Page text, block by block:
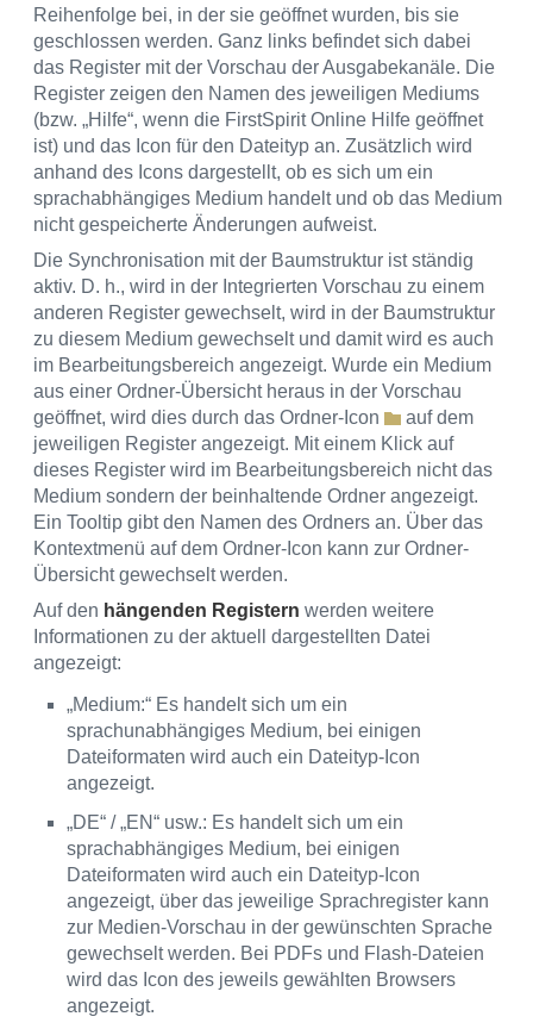
Reihenfolge bei, in der sie geöffnet wurden, bis sie
geschlossen werden. Ganz links befindet sich dabei
das Register mit der Vorschau der Ausgabekanäle. Die
Register zeigen den Namen des jeweiligen Mediums
(bzw. „Hilfe“, wenn die FirstSpirit Online Hilfe geöffnet
ist) und das Icon für den Dateityp an. Zusätzlich wird
anhand des Icons dargestellt, ob es sich um ein
sprachabhängiges Medium handelt und ob das Medium
nicht gespeicherte Änderungen aufweist.
Die Synchronisation mit der Baumstruktur ist ständig
aktiv. D. h., wird in der Integrierten Vorschau zu einem
anderen Register gewechselt, wird in der Baumstruktur
zu diesem Medium gewechselt und damit wird es auch
im Bearbeitungsbereich angezeigt. Wurde ein Medium
aus einer Ordner-Übersicht heraus in der Vorschau
geöffnet, wird dies durch das Ordner-Icon
auf dem
jeweiligen Register angezeigt. Mit einem Klick auf
dieses Register wird im Bearbeitungsbereich nicht das
Medium sondern der beinhaltende Ordner angezeigt.
Ein Tooltip gibt den Namen des Ordners an. Über das
Kontextmenü auf dem Ordner-Icon kann zur Ordner-
Übersicht gewechselt werden.
Auf den hängenden Registern werden weitere
Informationen zu der aktuell dargestellten Datei
angezeigt:
„Medium:“ Es handelt sich um ein
sprachunabhängiges Medium, bei einigen
Dateiformaten wird auch ein Dateityp-Icon
angezeigt.
„DE“ / „EN“ usw.: Es handelt sich um ein
sprachabhängiges Medium, bei einigen
Dateiformaten wird auch ein Dateityp-Icon
angezeigt, über das jeweilige Sprachregister kann
zur Medien-Vorschau in der gewünschten Sprache
gewechselt werden. Bei PDFs und Flash-Dateien
wird das Icon des jeweils gewählten Browsers
angezeigt.